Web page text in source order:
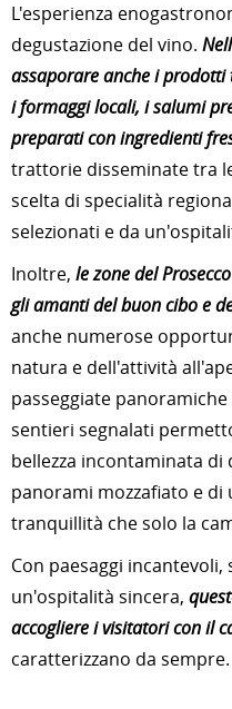
L'esperienza
degustazione del vino.
assaporare anche i prodotti
i formaggi locali, i salumi
preparati con ingredienti
trattorie disseminate tra
scelta di specialità
selezionati e da
Inoltre, le zone del
gli amanti del buon cibo e
anche numerose
natura e dell'attività
passeggiate
sentieri segnalati
bellezza incontaminata
panorami mozzafiato e di
tranquillità che solo la
Con paesaggi
un'ospitalità sincera,
accogliere i visitatori con il
caratterizzano da sempre.